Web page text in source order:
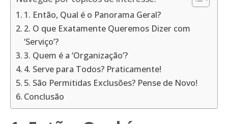
1. Então, Qual é o Panorama Geral?
2. O que Exatamente Queremos Dizer com
‘Serviço’?
3. Quem é a ‘Organização’?
4. Serve para Todos? Praticamente!
5. São Permitidas Exclusões? Pense de Novo!
Conclusão